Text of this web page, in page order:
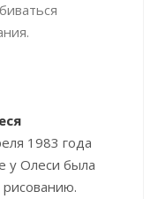
1983 года
у Олеси была
рисованию.